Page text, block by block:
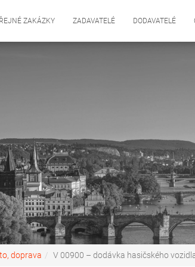
ZAKÁZKY ZADAVATELÉ DODAVATELÉ
doprava V 00900 – dodávka hasičského